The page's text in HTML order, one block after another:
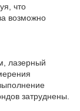
что
возможно
лазерный
затруднены.